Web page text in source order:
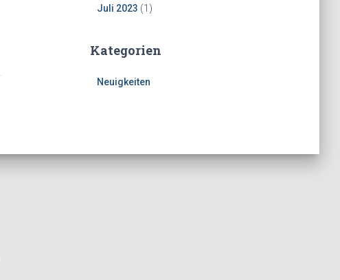
Juli 2023 (1)
Kategorien
Neuigkeiten